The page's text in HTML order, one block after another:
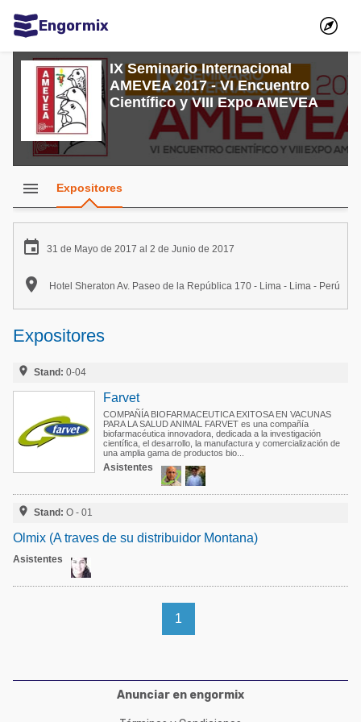
Engormix
Comunidades en español
Agricultura
Balanceados - Piensos
Avicultura
Lechería
Micotoxinas
Mascotas
Comunidades en inglés
Acuacultura
Avicultura
Balanceados - Piensos
Comunidades en portugués
Micotoxinas
Avicultura
Porcicultura
Lechería
IX Seminario Internacional
AMEVEA 2017 - VI Encuentro
Científico y VIII Expo AMEVEA
menu Expositores
 31 de Mayo de 2017 al 2 de Junio de 2017
 Hotel Sheraton Av. Paseo de la República 170 - Lima - Lima - Perú
Expositores
 Stand: 0-04
Farvet
COMPAÑÍA BIOFARMACEUTICA EXITOSA EN VACUNAS
PARA LA SALUD ANIMAL FARVET es una compañía
biofarmacéutica innovadora, dedicada a la investigación
científica, el desarrollo, la manufactura y comercialización de
una amplia gama de productos bio...
Asistentes
 Stand: O - 01
Olmix (A traves de su distribuidor Montana)
Asistentes
1
Anunciar en engormix